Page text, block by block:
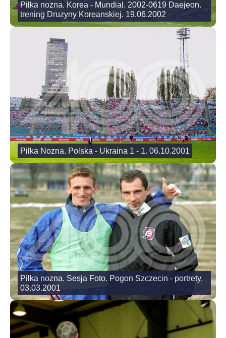
Pilka nozna. Korea - Mundial. 2002-0619 Daejeon.
trening Druzyny Koreanskiej. 19.06.2002
Pilka Nozna. Polska - Ukraina 1 - 1. 06.10.2001
Pilka nozna. Sesja Foto. Pogon Szczecin - portrety.
03.03.2001